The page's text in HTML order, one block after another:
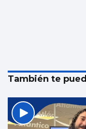
También te